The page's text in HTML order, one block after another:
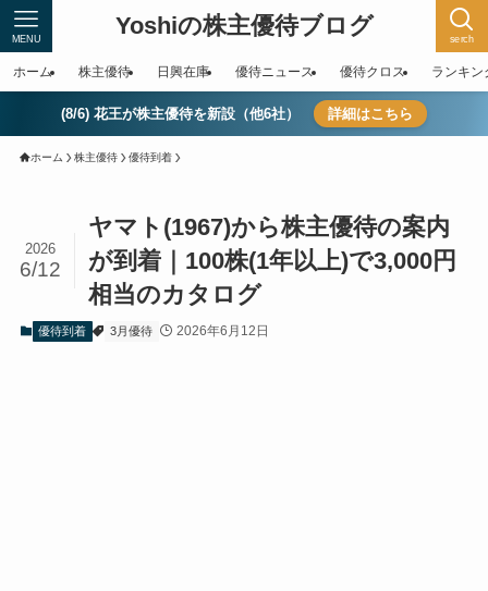
Yoshiの株主優待ブログ serch
MENU
ホーム 株主優待 日興在庫 優待ニュース 優待クロス ランキン
(8/6) 花王が株主優待を新設（他6社） 詳細はこちら
ホーム 株主優待 優待到着
ヤマト(1967)から株主優待の案内
が到着｜100株(1年以上)で3,000円
相当のカタログ
2026
6/12
優待到着 3月優待 2026年6月12日